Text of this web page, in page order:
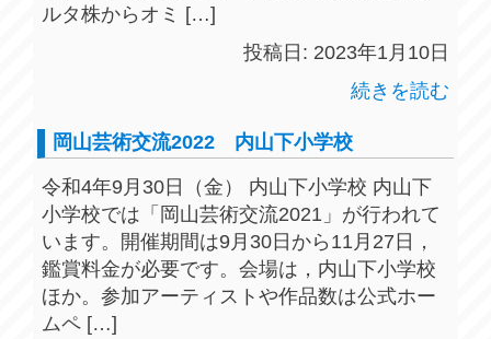
ルタ株からオミ […]
投稿日: 2023年1月10日
続きを読む
岡山芸術交流2022 内山下小学校
令和4年9月30日（金） 内山下小学校 内山下
小学校では「岡山芸術交流2021」が行われて
います。開催期間は9月30日から11月27日，
鑑賞料金が必要です。会場は，内山下小学校
ほか。参加アーティストや作品数は公式ホー
ムペ […]